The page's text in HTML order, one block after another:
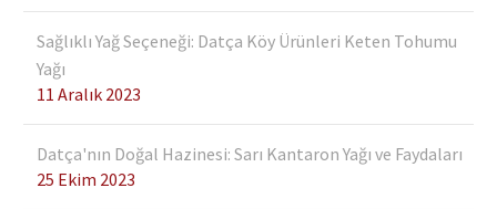
Doğal Bal Nasıl Anlaşılır?
08 Kas 2021
Balının Yararları Nelerdir?
Sağlıklı Yağ Seçeneği: Datça Köy Ürünleri Keten Tohumu
Yağı
11 Aralık 2023
Datça'nın Doğal Hazinesi: Sarı Kantaron Yağı ve Faydaları
25 Ekim 2023